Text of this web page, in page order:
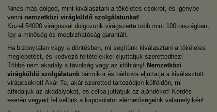
Nincs más dolgod, mint kiválasztani a tökéletes csokrot, és igénybe
venni nemzetközi virágküldő szolgálatunkat!
Közel 54000 virágossal dolgozunk virágszerte több mint 100 országban,
így a minőség és megbizhatóság garantált.
Ha bizonytalan vagy a döntésben, mi segítünk kiválasztani a tökéletes
meglepetést, és kedvező feltételekkel eljuttatjuk szerettedhez!
Többé nem akadály a távolság vagy az időhiány! Nemzetközi
virágküldő szolgálatunk bármikor és bárhova eljuttatja a kiválasztott
virágcsokrot! Akár Te, akár szeretted tartozódjon külföldön, mi
áthidaljuk az akadályokat, és célba juttatjuk az ajándékot! Kérdés
esetén vegyed fel velünk a kapcsolatot elérhetőségeink valamelyikén!